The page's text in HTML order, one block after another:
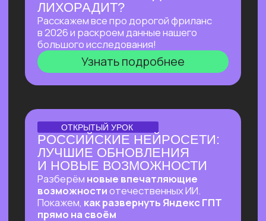
ПЕРВЫЙ ОНЛАЙН-ПРАКТИКУМ
ПО ИИ-ЭКОСИСТЕМЕ
GOOGLE В РУССКОЯЗЫЧНОМ
ПРОСТРАНСТВЕ
В прямом эфире покажем, как
автоматизировать ежедневные
процессы в гугл-таблицах
и документах, как создавать из них
полный цикл контента — от текстов
до видеопрезентаций и аудиподкастов
Узнать подробнее
ОНЛАЙН-ПРАКТИКУМ
ВАЙБ-ПРАКТИКУМ
ПО ВАЙБ-КОДИНГУ
Собираем ИИ-агента, который в режиме
реального времени разбирает почту,
отвечает на письма, уведомляет